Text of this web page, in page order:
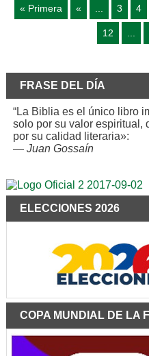
« Primera « 3 4
12
FRASE DEL DÍA
“La Biblia es el único libro
solo por su valor espiritual,
por su calidad literaria»:
— Juan Gossaín
ELECCIONES 2026
COPA MUNDIAL DE LA